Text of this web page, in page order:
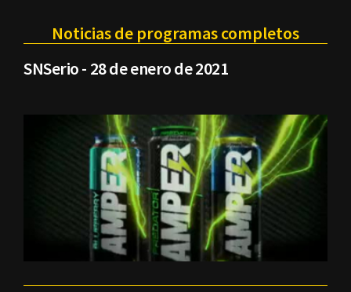
Noticias de programas completos
SNSerio - 28 de enero de 2021